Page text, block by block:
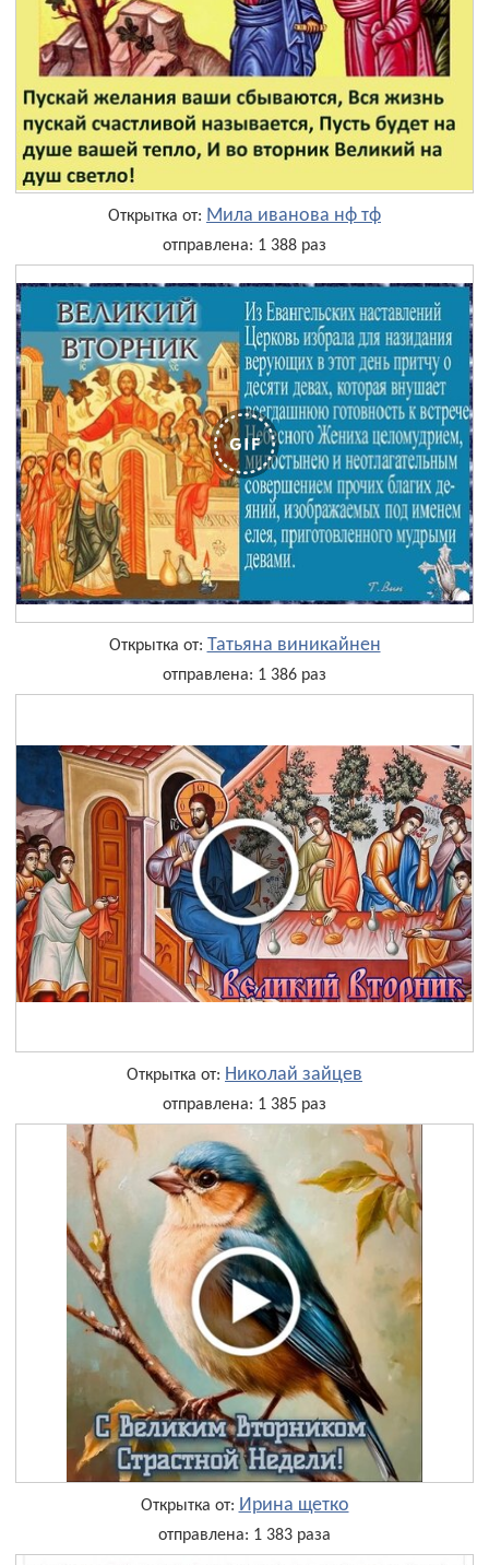
Открытка от: Мила иванова нф тф
отправлена: 1 388 раз
Открытка от: Татьяна виникайнен
отправлена: 1 386 раз
Открытка от: Николай зайцев
отправлена: 1 385 раз
Открытка от: Ирина щетко
отправлена: 1 383 раза